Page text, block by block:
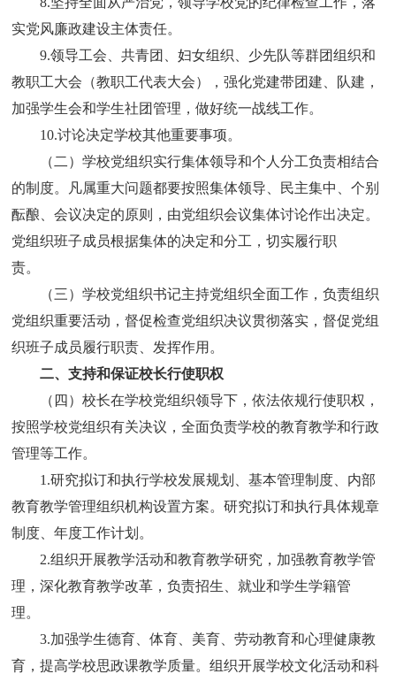
实党风廉政建设主体责任。
9.领导工会、共青团、妇女组织、少先队等群团组织和
教职工大会（教职工代表大会），强化党建带团建、队建，
加强学生会和学生社团管理，做好统一战线工作。
10.讨论决定学校其他重要事项。
（二）学校党组织实行集体领导和个人分工负责相结合
的制度。凡属重大问题都要按照集体领导、民主集中、个别
酝酿、会议决定的原则，由党组织会议集体讨论作出决定。
党组织班子成员根据集体的决定和分工，切实履行职
责。
（三）学校党组织书记主持党组织全面工作，负责组织
党组织重要活动，督促检查党组织决议贯彻落实，督促党组
织班子成员履行职责、发挥作用。
二、支持和保证校长行使职权
（四）校长在学校党组织领导下，依法依规行使职权，
按照学校党组织有关决议，全面负责学校的教育教学和行政
管理等工作。
1.研究拟订和执行学校发展规划、基本管理制度、内部
教育教学管理组织机构设置方案。研究拟订和执行具体规章
制度、年度工作计划。
2.组织开展教学活动和教育教学研究，加强教育教学管
理，深化教育教学改革，负责招生、就业和学生学籍管
理。
3.加强学生德育、体育、美育、劳动教育和心理健康教
育，提高学校思政课教学质量。组织开展学校文化活动和科